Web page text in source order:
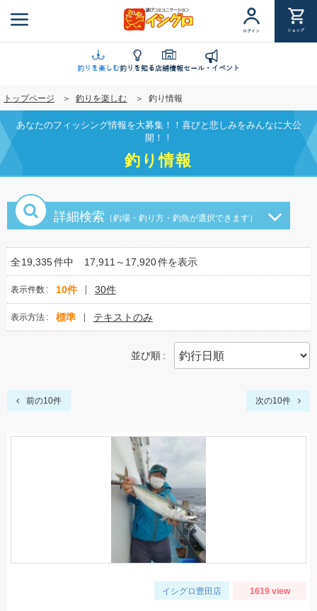
ン
に
移
動
ログイン ショップ
釣りを楽しむ釣りを知る店舗情報セール・イベント
トップページ 釣りを楽しむ 釣り情報
あなたのフィッシング情報を大募集！！喜びと悲しみをみんなに大公
開！！
釣り情報
詳細検索 （釣場・釣り方・釣魚が選択できます）
全19,335件中 17,911～17,920件を表示
表示件数 10件 30件
表示方法 標準 テキストのみ
並び順
前の10件 次の10件
イシグロ豊田店 1619 view